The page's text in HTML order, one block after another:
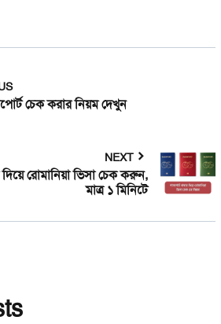
চেক করার নিয়ম দেখুন
NEXT
দিয়ে রোমানিয়া ভিসা চেক করুন,
মাত্র ১ মিনিটে